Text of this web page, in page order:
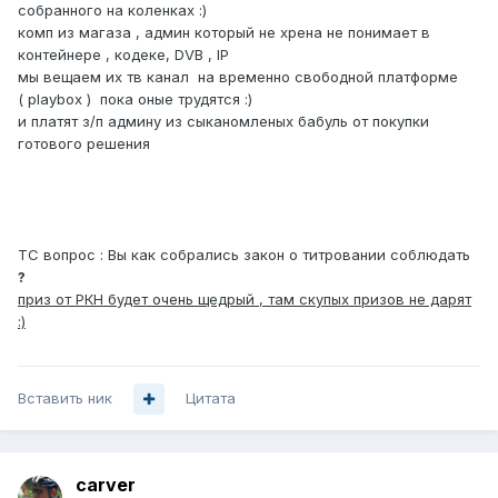
собранного на коленках :)
комп из магаза , админ который не хрена не понимает в
контейнере , кодеке, DVB , IP
мы вещаем их тв канал на временно свободной платформе
( playbox ) пока оные трудятся :)
и платят з/п админу из сыканомленых бабуль от покупки
готового решения
ТС вопрос : Вы как собрались закон о титровании соблюдать
?
приз от РКН будет очень щедрый , там скупых призов не дарят
:)
Вставить ник Цитата
carver